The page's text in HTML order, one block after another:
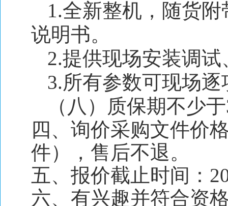
1.全新整机，随货
说明书。
2.提供现场安装调
3.所有参数可现场
（八）质保期不少
四、询价采购文件价
件），售后不退。
五、报价截止时间：
六、有兴趣并符合资